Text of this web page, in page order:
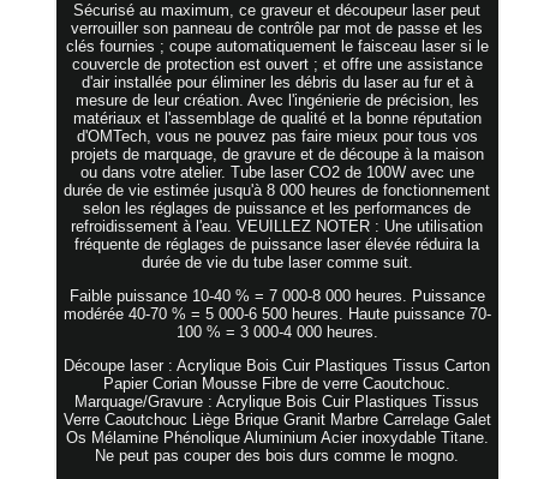
Sécurisé au maximum, ce graveur et découpeur laser peut
verrouiller son panneau de contrôle par mot de passe et les
clés fournies ; coupe automatiquement le faisceau laser si le
couvercle de protection est ouvert ; et offre une assistance
d'air installée pour éliminer les débris du laser au fur et à
mesure de leur création. Avec l'ingénierie de précision, les
matériaux et l'assemblage de qualité et la bonne réputation
d'OMTech, vous ne pouvez pas faire mieux pour tous vos
projets de marquage, de gravure et de découpe à la maison
ou dans votre atelier. Tube laser CO2 de 100W avec une
durée de vie estimée jusqu'à 8 000 heures de fonctionnement
selon les réglages de puissance et les performances de
refroidissement à l'eau. VEUILLEZ NOTER : Une utilisation
fréquente de réglages de puissance laser élevée réduira la
durée de vie du tube laser comme suit.
Faible puissance 10-40 % = 7 000-8 000 heures. Puissance
modérée 40-70 % = 5 000-6 500 heures. Haute puissance 70-
100 % = 3 000-4 000 heures.
Découpe laser : Acrylique Bois Cuir Plastiques Tissus Carton
Papier Corian Mousse Fibre de verre Caoutchouc.
Marquage/Gravure : Acrylique Bois Cuir Plastiques Tissus
Verre Caoutchouc Liège Brique Granit Marbre Carrelage Galet
Os Mélamine Phénolique Aluminium Acier inoxydable Titane.
Ne peut pas couper des bois durs comme le mogno.